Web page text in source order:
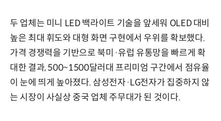
두 업체는 미니 LED 백라이트 기술을 앞세워 OLED 대비
높은 최대 휘도와 대형 화면 구현에서 우위를 확보했다.
가격 경쟁력을 기반으로 북미·유럽 유통망을 빠르게 확
대한 결과, 500~1500달러대 프리미엄 구간에서 점유율
이 눈에 띄게 높아졌다. 삼성전자·LG전자가 집중하지 않
는 시장이 사실상 중국 업체 주무대가 된 것이다.